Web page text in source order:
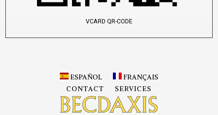
VCARD QR-CODE
ESPAÑOL
FRANÇAIS
CONTACT
SERVICES